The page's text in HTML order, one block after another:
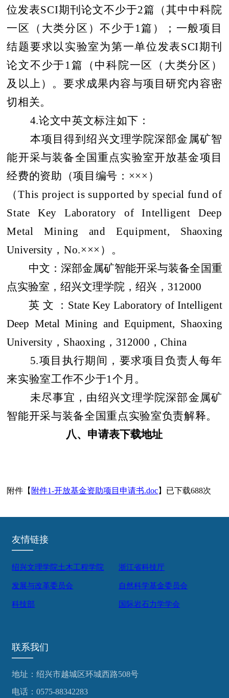
位发表SCI期刊论文不少于2篇（其中中科院
一区（大类分区）不少于1篇）；一般项目
结题要求以实验室为第一单位发表SCI期刊
论文不少于1篇（中科院一区（大类分区）
及以上）。要求成果内容与项目研究内容密
切相关。
4.论文中英文标注如下：
本项目得到绍兴文理学院深部金属矿智
能开采与装备全国重点实验室开放基金项目
经费的资助（项目编号：×××）
（This project is supported by special fund of
State Key Laboratory of Intelligent Deep
Metal Mining and Equipment, Shaoxing
University ，No.×××）。
中文：深部金属矿智能开采与装备全国重
点实验室，绍兴文理学院，绍兴， 312000
英 文 ： State Key Laboratory of Intelligent
Deep Metal Mining and Equipment, Shaoxing
University ， Shaoxing ， 312000 ，China
5.项目执行期间，要求项目负责人每年
来实验室工作不少于1个月。
未尽事宜，由绍兴文理学院深部金属矿
智能开采与装备全国重点实验室负责解释。
八、申请表下载地址
附件【 附件1-开放基金资助项目申请书.doc】已下载688次
友情链接
绍兴文理学院土木工程学院 浙江省科技厅
发展与改革委员会 自然科学基金委员会
科技部 国际岩石力学学会
联系我们
地址：绍兴市越城区环城西路508号
电话：0575-88342283